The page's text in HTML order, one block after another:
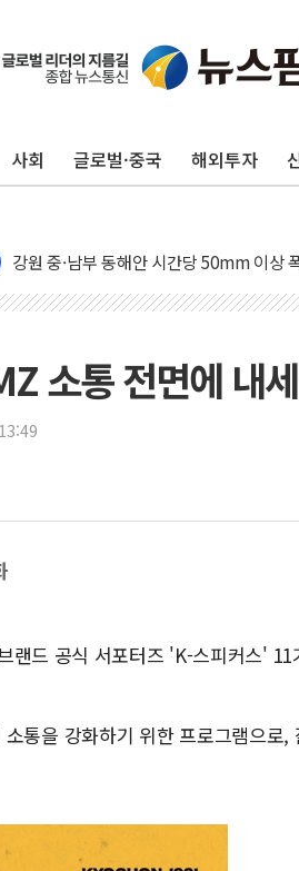
사회 글로벌·중국 해외투자
동해중부 전 해상 풍랑주의보…10일까지
연일 폭염에 온열질환 사망 23명…정부,
인제 용대리 계곡서 수위 상승으로 피서객
동해시, 11~14일 '별똥별 멍' 운영…페르
청양 밭에서 일하던 90대 숨져…온열질환
폭염에 車 운전면허 기능시험 오전 집중
'호우 특보' 경북 울진 시간당 20~30mm
주말 무더위·열대야 지속…내륙 곳곳 소
오세훈 "용산공원 주택 검토, 민주당 스스
충북 주말 무더위 지속…청주·진천 35도,
10월 보완수사권 폐지·공소청 출범…피
한상협, 업계 개인정보 보안 새판 짠다…'
유럽증시, 美 고용 예상 밖 부진에 연준
소통 전면에 내
랜드 공식 서포터즈 'K-스피커스' 11
통을 강화하기 위한 프로그램으로,